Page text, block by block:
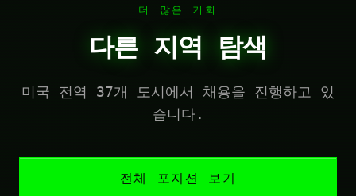
더 많은 기회
다른 지역 탐색
미국 전역 37개 도시에서 채용을 진행하고 있
습니다.
전체 포지션 보기